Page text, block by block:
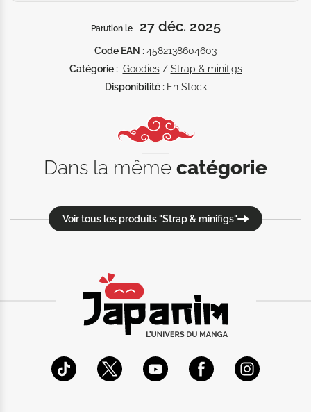
Parution le 27 déc. 2025
Code EAN :4582138604603
Catégorie : Goodies/ Strap & minifigs
Disponibilité : En Stock
Dans la même catégorie
Voir tous les produits "Strap & minifigs"